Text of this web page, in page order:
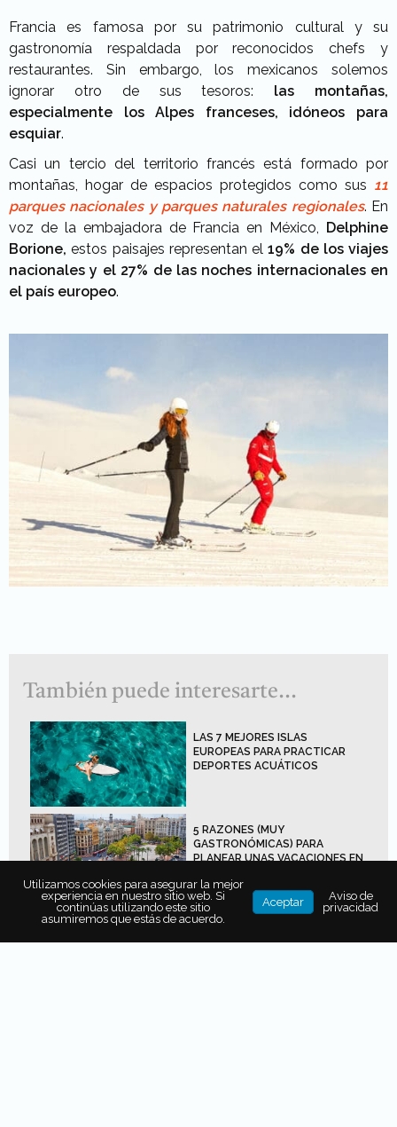
Francia es famosa por su patrimonio cultural y su
gastronomía respaldada por reconocidos chefs y
restaurantes. Sin embargo, los mexicanos solemos
ignorar otro de sus tesoros: las montañas,
especialmente los Alpes franceses, idóneos para
esquiar.
Casi un tercio del territorio francés está formado por
montañas, hogar de espacios protegidos como sus 11
parques nacionales y parques naturales regionales. En
voz de la embajadora de Francia en México, Delphine
Borione, estos paisajes representan el19% de los viajes
nacionales y el 27% de las noches internacionales en
el país europeo.
También puede interesarte...
LAS 7 MEJORES ISLAS
EUROPEAS PARA PRACTICAR
DEPORTES ACUÁTICOS
5 RAZONES (MUY
GASTRONÓMICAS) PARA
PLANEAR UNAS VACACIONES EN
¿TEAM FRÍO? ASÍ SON LAS
Utilizamos cookies para asegurar la mejor
experiencia en nuestro sitio web. Si
continúas utilizando este sitio
asumiremos que estás de acuerdo.
Aceptar
Aviso de
privacidad